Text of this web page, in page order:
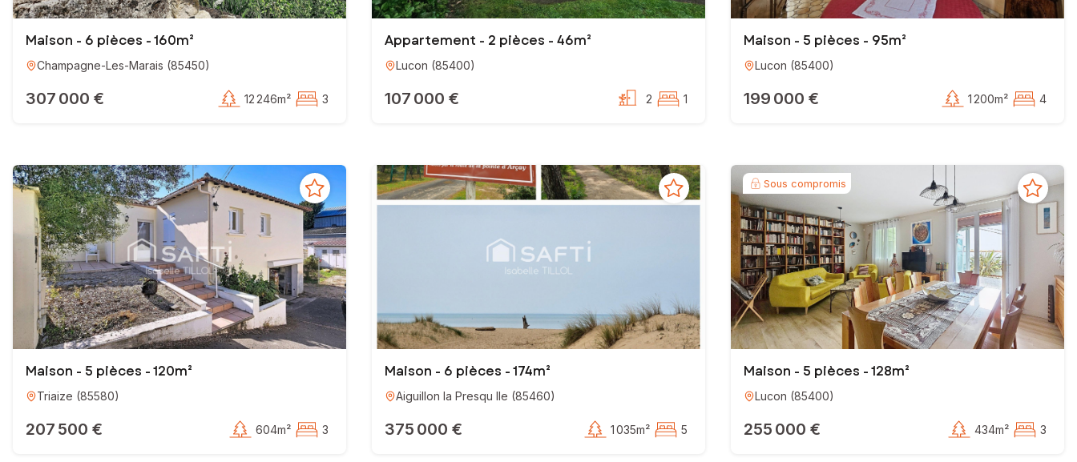
Maison - 6 pièces - 160m²
Champagne-Les-Marais (85450)
307 000 € 12 246m² 3
Appartement - 2 pièces - 46m²
Lucon (85400)
107 000 € 2 1
Maison - 5 pièces - 95m²
Lucon (85400)
199 000 € 1 200m² 4
Maison - 5 pièces - 120m²
Triaize (85580)
207 500 € 604m² 3
Maison - 6 pièces - 174m²
Aiguillon la Presqu Ile (85460)
375 000 € 1 035m² 5
Sous compromis
Maison - 5 pièces - 128m²
Lucon (85400)
255 000 € 434m² 3